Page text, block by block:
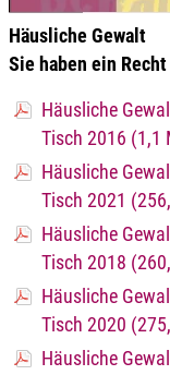
Häusliche Gewalt
Sie haben ein
Häusliche
Tisch 2016 (1,1
Häusliche
Tisch 2021
Häusliche
Tisch 2018
Häusliche
Tisch 2020
Häusliche